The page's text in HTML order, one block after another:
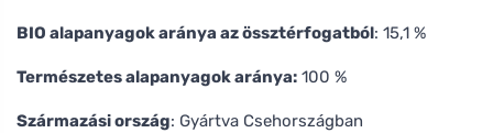
BIO alapanyagok aránya az össztérfogatból: 15,1 %
Természetes alapanyagok aránya: 100 %
Származási ország: Gyártva Csehországban